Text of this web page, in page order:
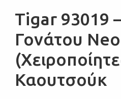
Tigar 93019
Γονάτου
Καουτσούκ